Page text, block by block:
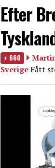
Efter
660
Sverige Fått